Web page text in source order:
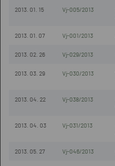
2013. 01. 15 Vj-005/2013
2013. 01. 07 Vj-001/2013
2013. 02. 26 Vj-029/2013
2013. 03. 29 Vj-030/2013
2013. 04. 22 Vj-038/2013
2013. 04. 03 Vj-031/2013
2013. 05. 27 Vj-046/2013